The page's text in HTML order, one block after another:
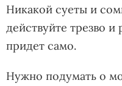
Никакой суеты и
действуйте трезво
придет само.
Нужно подумать о